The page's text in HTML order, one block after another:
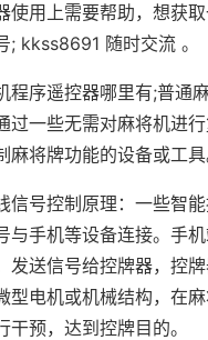
使用上需要帮助，想获
; kkss8691 随时交流 。
程序遥控器哪里有;普通
过一些无需对麻将机进
麻将牌功能的设备或工具
信号控制原理：一些智
与手机等设备连接。手
发送信号给控牌器，控
型电机或机械结构，在麻
干预，达到控牌目的。